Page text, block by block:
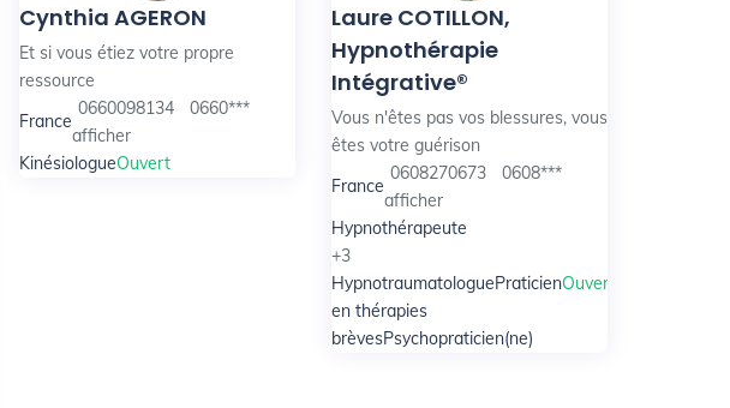
brèves
Cynthia AGERON
Et si vous étiez votre propre
ressource
France
0660098134
0660***
afficher
KinésiologueOuvert
Laure COTILLON,
Hypnothérapie
Intégrative®
Vous n'êtes pas vos blessures, vous
êtes votre guérison
France
0608270673
0608***
afficher
Hypnothérapeute
+3
HypnotraumatologuePraticien
en thérapies
brèvesPsychopraticien(ne)
Ouvert